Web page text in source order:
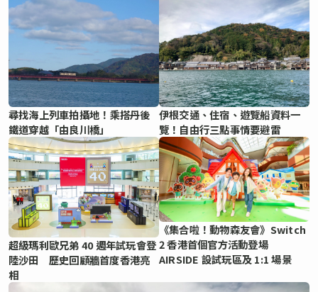
尋找海上列車拍攝地！乘搭丹後
鐵道穿越「由良川橋」
伊根交通、住宿、遊覽船資料一
覽！自由行三點事情要避雷
超級瑪利歐兄弟 40 週年試玩會登
陸沙田 歷史回顧牆首度香港亮
相
《集合啦！動物森友會》Switch
2 香港首個官方活動登場
AIRSIDE 設試玩區及 1:1 場景